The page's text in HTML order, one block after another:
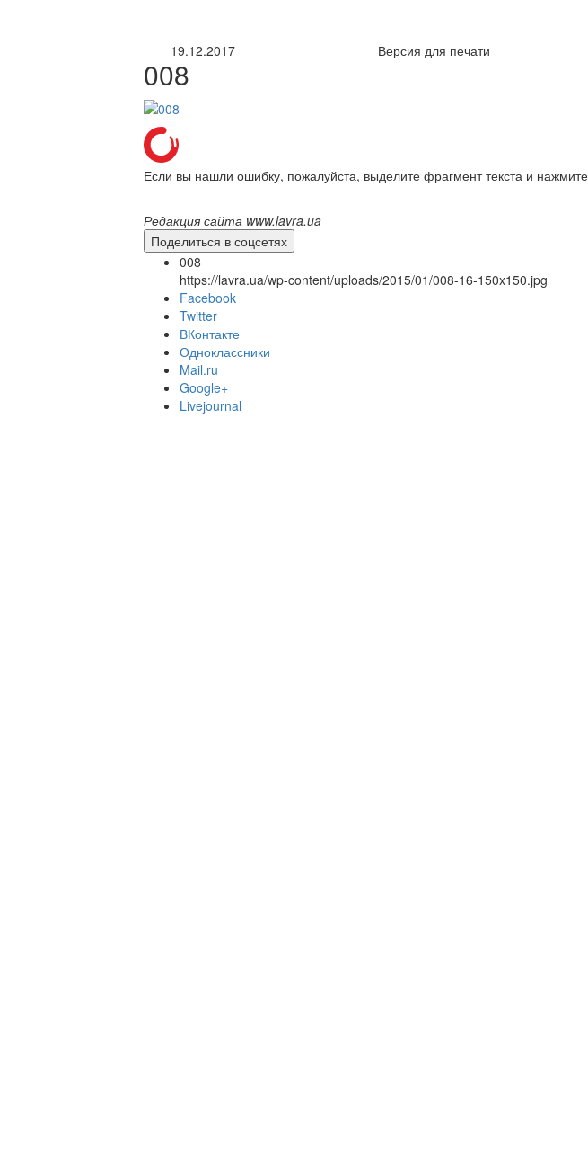
19.12.2017 Версия для печати
008
Если вы нашли ошибку, пожалуйста, выделите фрагмент текста и нажмите
Редакция сайта www.lavra.ua
Поделиться в соцсетях
008
https://lavra.ua/wp-content/uploads/2015/01/008-16-150x150.jpg
Facebook
Twitter
ВКонтакте
Одноклассники
Mail.ru
Google+
Livejournal